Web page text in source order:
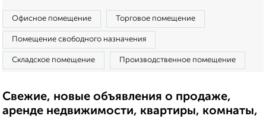
Офисное помещение Торговое помещение
Помещение свободного назначения
Складское помещение Производственное помещение
Свежие, новые объявления о продаже,
аренде недвижимости, квартиры, комнаты,